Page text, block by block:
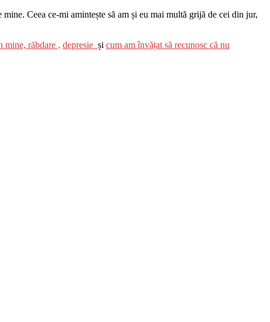
Ceea ce-mi amintește să am și eu mai multă grijă de cei din jur,
mine, răbdare , depresie și cum am învățat să recunosc că nu